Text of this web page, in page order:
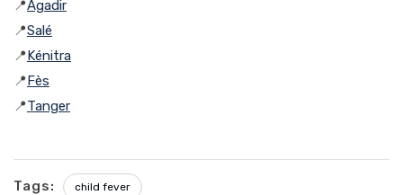
📍Agadir
📍Salé
📍Kénitra
📍Fès
📍Tanger
Tags: child fever